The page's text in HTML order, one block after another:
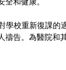
校重新復課的
告。為醫院和